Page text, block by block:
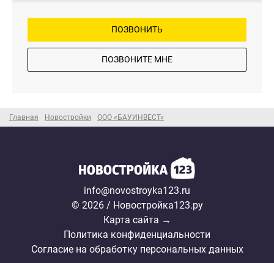
Главная Новостройки ООО «БАУИНВЕСТ»
ПОЗВОНИТЬ
ПОЗВОНИТЕ МНЕ
info@novostroyka123.ru
© 2026 / Новостройка123.ру
Карта сайта →
Политика конфиденциальности
Согласие на обработку персональных данных